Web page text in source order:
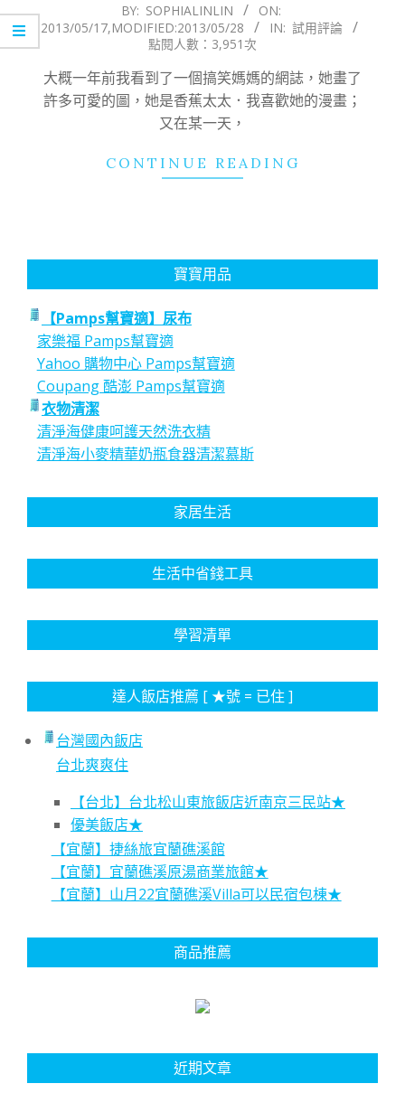
05-
BY: SOPHIALINLIN
ON:
2013/05/17,MODIFIED:2013/05/28 IN: 試用評論
點閱人數：3,951次
大概一年前我看到了一個搞笑媽媽的網誌，她畫了
許多可愛的圖，她是香蕉太太．我喜歡她的漫畫；
又在某一天，
CONTINUE READING
寶寶用品
【Pamps幫寶適】尿布
家樂福 Pamps幫寶適
Yahoo 購物中心 Pamps幫寶適
Coupang 酷澎 Pamps幫寶適
衣物清潔
清淨海健康呵護天然洗衣精
清淨海小麥精華奶瓶食器清潔慕斯
家居生活
生活中省錢工具
學習清單
達人飯店推薦 [ ★號 = 已住 ]
台灣國內飯店
台北爽爽住
【台北】台北松山東旅飯店近南京三民站★
優美飯店★
【宜蘭】捷絲旅宜蘭礁溪館
【宜蘭】宜蘭礁溪原湯商業旅館★
【宜蘭】山月22宜蘭礁溪Villa可以民宿包棟★
商品推薦
近期文章